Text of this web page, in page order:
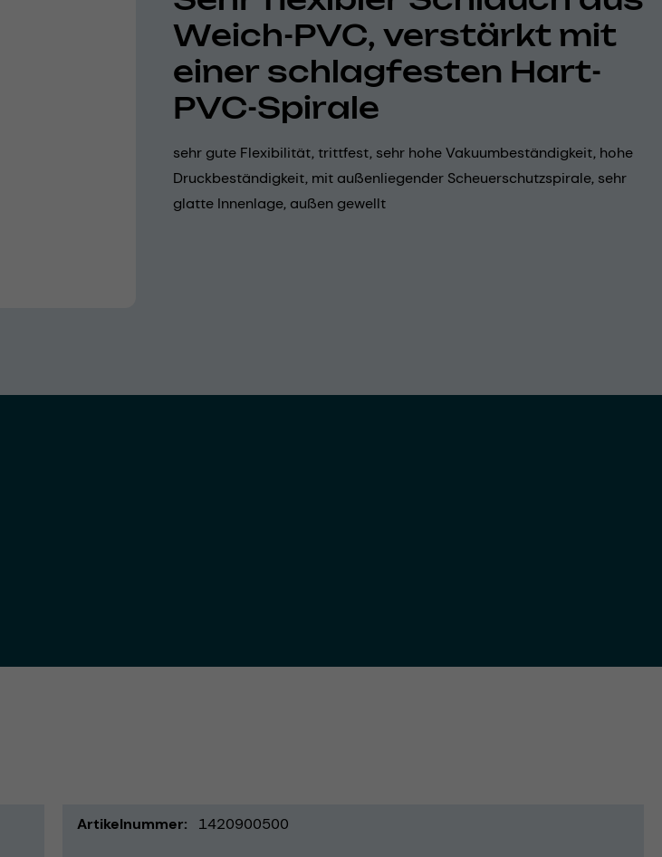
Weich-PVC, verstärkt mit
einer schlagfesten Hart-
PVC-Spirale
sehr gute Flexibilität, trittfest, sehr hohe Vakuumbeständigkeit, hohe
Druckbeständigkeit, mit außenliegender Scheuerschutzspirale, sehr
glatte Innenlage, außen gewellt
Artikelnummer 1420900500